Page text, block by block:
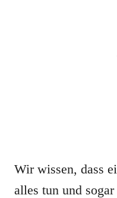
Wir wissen, dass
alles tun und